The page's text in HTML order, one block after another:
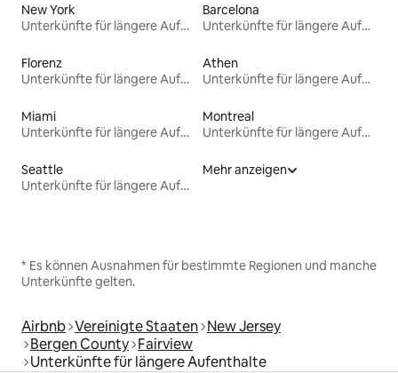
New York
Unterkünfte für längere Aufenthalte
Barcelona
Unterkünfte für längere Aufenthalte
Florenz
Unterkünfte für längere Aufenthalte
Athen
Unterkünfte für längere Aufenthalte
Miami
Unterkünfte für längere Aufenthalte
Montreal
Unterkünfte für längere Aufenthalte
Seattle
Unterkünfte für längere Aufenthalte
Mehr anzeigen
* Es können Ausnahmen für bestimmte Regionen und manche
Unterkünfte gelten.
Airbnb Vereinigte Staaten New Jersey
Bergen County Fairview
Unterkünfte für längere Aufenthalte